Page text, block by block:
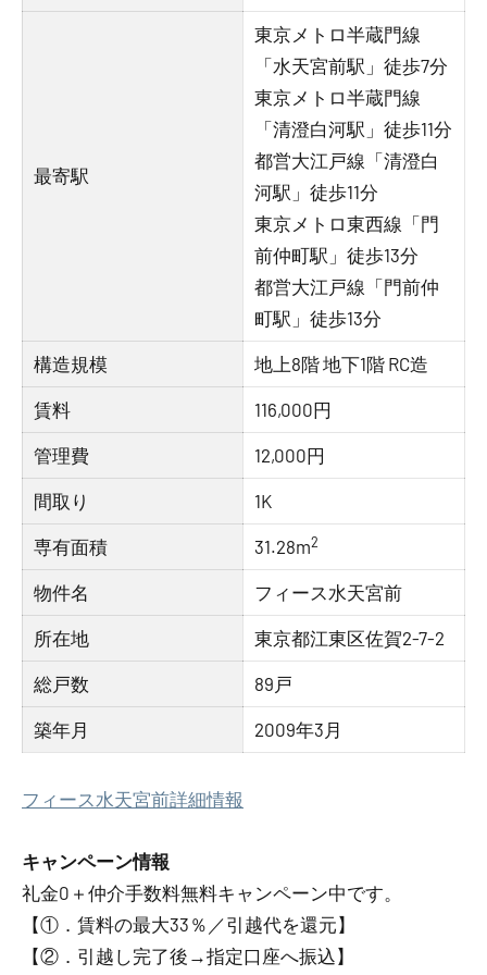
最寄駅
東京メトロ半蔵門線
「水天宮前駅」徒歩7分
東京メトロ半蔵門線
「清澄白河駅」徒歩11分
都営大江戸線「清澄白
河駅」徒歩11分
東京メトロ東西線「門
前仲町駅」徒歩13分
都営大江戸線「門前仲
町駅」徒歩13分
構造規模 地上8階 地下1階 RC造
賃料 116,000円
管理費 12,000円
間取り 1K
専有面積 31.28m2
物件名 フィース水天宮前
所在地 東京都江東区佐賀2-7-2
総戸数 89戸
築年月 2009年3月
フィース水天宮前詳細情報
キャンペーン情報
礼金0 ＋ 仲介手数料無料キャンペーン中です。
【①．賃料の最大33％／引越代を還元】
【②．引越し完了後→指定口座へ振込】